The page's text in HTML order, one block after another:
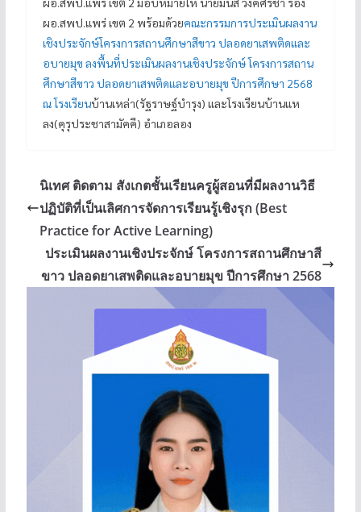
ผอ.สพป.แพร่ เขต 2 พร้อมด้วยคณะกรรมการประเมินผลงาน
เชิงประจักษ์โครงการสถานศึกษาสีขาว ปลอดยาเสพติดและ
อบายมุข ลงพื้นที่ประเมินผลงานเชิงประจักษ์ โครงการสถาน
ศึกษาสีขาว ปลอดยาเสพติดและอบายมุข ปีการศึกษา 2568
ณ โรงเรียนบ้านเหล่า(รัฐราษฐ์บำรุง) และโรงเรียนบ้านแห
ลง(คุรุประชาสามัคคี) อำเภอลอง
นิเทศ ติดตาม สังเกตชั้นเรียนครูผู้สอนที่มีผลงานวิธี
ปฏิบัติที่เป็นเลิศการจัดการเรียนรู้เชิงรุก (Best
Practice for Active Learning)
ประเมินผลงานเชิงประจักษ์ โครงการสถานศึกษาสี
ขาว ปลอดยาเสพติดและอบายมุข ปีการศึกษา 2568